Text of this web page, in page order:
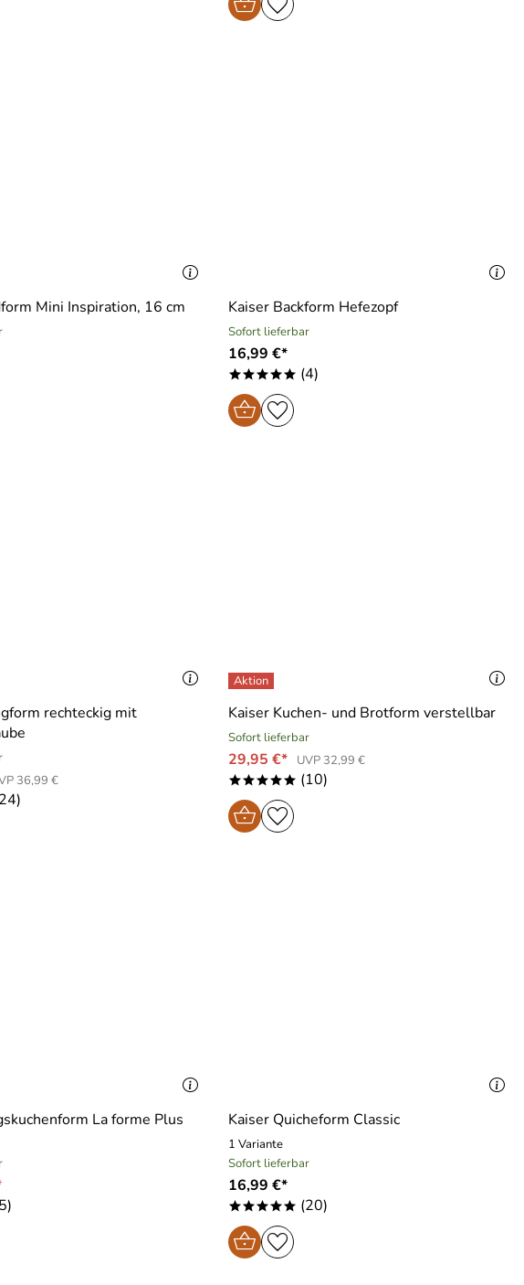
Mini Inspiration, 16 cm Kaiser Backform Hefezopf
Sofort lieferbar
16,99 €*
***** (4)
rechteckig mit
36,99 €
Kaiser Kuchen- und Brotform verstellbar
Sofort lieferbar
29,95 €* UVP 32,99 €
***** (10)
La forme Plus Kaiser Quicheform Classic
1 Variante
Sofort lieferbar
16,99 €*
***** (20)